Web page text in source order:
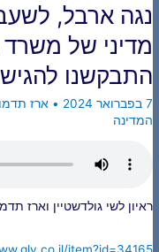
נגה ארבל,
מדיני של משרד
התבקשנו
7 בפברואר 2024 • ארז
המדינה
ראיון לשי גולדשטיין וארז תדמור